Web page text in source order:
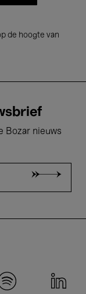
de hoogte van
Bozar nieuws